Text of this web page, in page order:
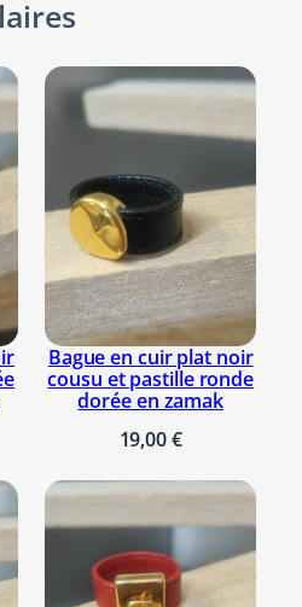
Les
peuvent
être
choisies
sur
la
page
produit
Bague en cuir plat noir
cousu et pastille ronde
dorée en zamak
19,00€